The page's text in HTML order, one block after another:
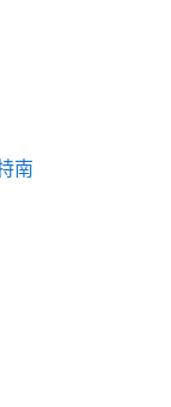
南